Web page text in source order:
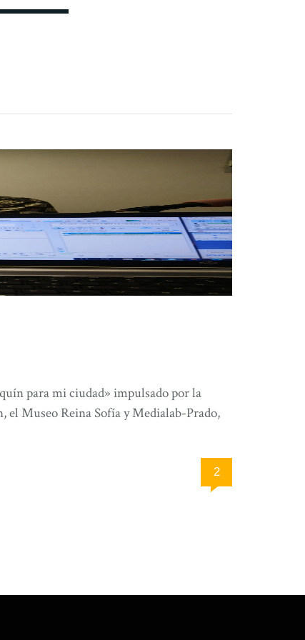
para mi ciudad» impulsado por la
el Museo Reina Sofía y Medialab-Prado,
2